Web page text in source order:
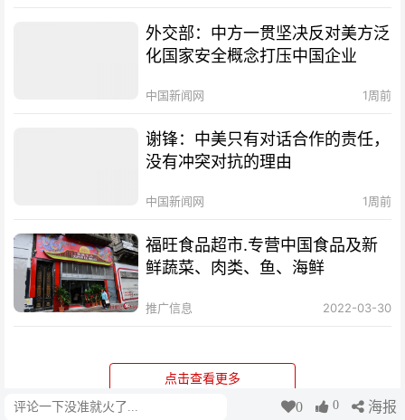
评论 0 0 海报
外交部：中方一贯坚决反对美方泛
化国家安全概念打压中国企业
中国新闻网 1周前
谢锋：中美只有对话合作的责任，
没有冲突对抗的理由
中国新闻网 1周前
福旺食品超市.专营中国食品及新
鲜蔬菜、肉类、鱼、海鲜
推广信息 2022-03-30
点击查看更多